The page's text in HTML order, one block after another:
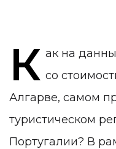
К ак на
со
Алгарве, самом
туристическом
Португалии? В